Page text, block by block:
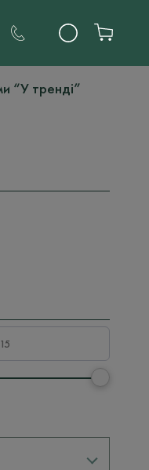
“У тренді”